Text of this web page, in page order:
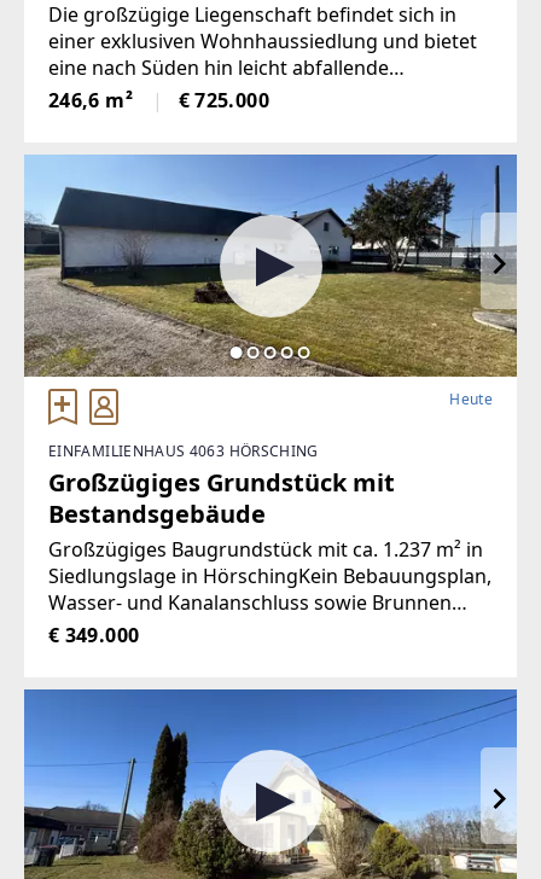
Die großzügige Liegenschaft befindet sich in
einer exklusiven Wohnhaussiedlung und bietet
eine nach Süden hin leicht abfallende
Grundstücksfläche von 975 m².Geboten wird ein
zweigeschoßiges Wohnhaus mit zwei
246,6 m² € 725.000
Heute
EINFAMILIENHAUS 4063 HÖRSCHING
Großzügiges Grundstück mit
Bestandsgebäude
Großzügiges Baugrundstück mit ca. 1.237 m² in
Siedlungslage in HörschingKein Bebauungsplan,
Wasser- und Kanalanschluss sowie Brunnen
vorhanden, Grundstück wird noch geteilt -
€ 349.000